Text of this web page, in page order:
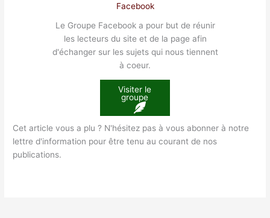
Facebook
Le Groupe Facebook a pour but de réunir
les lecteurs du site et de la page afin
d'échanger sur les sujets qui nous tiennent
à coeur.
Visiter le
groupe
Cet article vous a plu ? N'hésitez pas à vous abonner à notre
lettre d'information pour être tenu au courant de nos
publications.